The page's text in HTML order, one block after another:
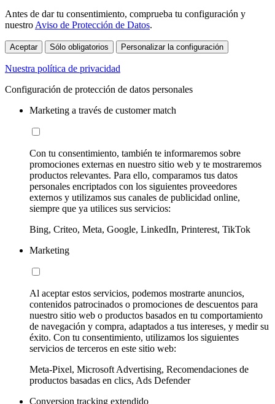
Antes de dar tu consentimiento, comprueba tu configuración y
nuestro Aviso de Protección de Datos.
Aceptar Sólo obligatorios Personalizar la configuración
Nuestra política de privacidad
Configuración de protección de datos personales
Marketing a través de customer match
Con tu consentimiento, también te informaremos sobre
promociones externas en nuestro sitio web y te mostraremos
productos relevantes. Para ello, comparamos tus datos
personales encriptados con los siguientes proveedores
externos y utilizamos sus canales de publicidad online,
siempre que ya utilices sus servicios:
Bing, Criteo, Meta, Google, LinkedIn, Printerest, TikTok
Marketing
Al aceptar estos servicios, podemos mostrarte anuncios,
contenidos patrocinados o promociones de descuentos para
nuestro sitio web o productos basados en tu comportamiento
de navegación y compra, adaptados a tus intereses, y medir su
éxito. Con tu consentimiento, utilizamos los siguientes
servicios de terceros en este sitio web:
Meta-Pixel, Microsoft Advertising, Recomendaciones de
productos basadas en clics, Ads Defender
Conversion tracking extendido